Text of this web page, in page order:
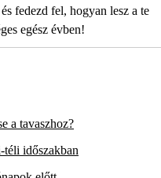
fedezd fel, hogyan lesz a te
egész évben!
a tavaszhoz?
téli időszakban